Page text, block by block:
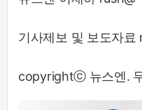
기사제보 및 보도자
copyrightⓒ 뉴스엔.